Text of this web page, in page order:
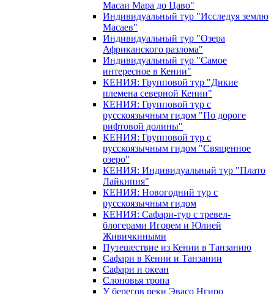
Масаи Мара до Цаво"
Индивидуальный тур "Исследуя землю
Масаев"
Индивидуальный тур "Озера
Африканского разлома"
Индивидуальный тур "Самое
интересное в Кении"
КЕНИЯ: Групповой тур "Дикие
племена северной Кении"
КЕНИЯ: Групповой тур с
русскоязычным гидом "По дороге
рифтовой долины"
КЕНИЯ: Групповой тур с
русскоязычным гидом "Священное
озеро"
КЕНИЯ: Индивидуальный тур "Плато
Лайкипия"
КЕНИЯ: Новогодний тур с
русскоязычным гидом
КЕНИЯ: Сафари-тур с тревел-
блогерами Игорем и Юлией
Живичкиными
Путешествие из Кении в Танзанию
Сафари в Кении и Танзании
Сафари и океан
Слоновья тропа
У берегов реки Эвасо Нгиро